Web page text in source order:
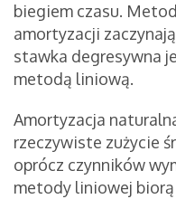
biegiem czasu.
amortyzacji
stawka degresywna
metodą liniową.
Amortyzacja
rzeczywiste zużycie
oprócz czynników
metody liniowej